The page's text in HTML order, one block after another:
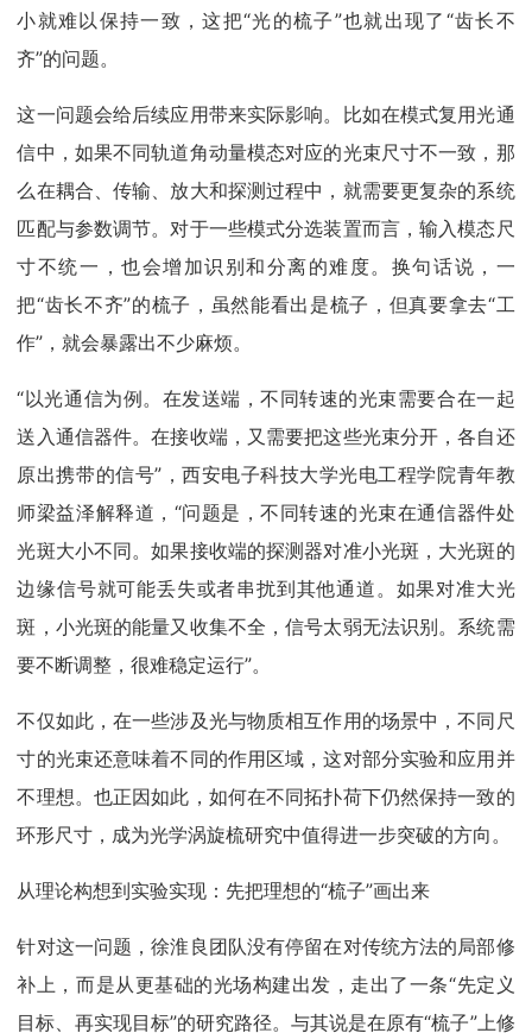
小就难以保持一致，这把“光的梳子”也就出现了“齿长不
齐”的问题。
这一问题会给后续应用带来实际影响。比如在模式复用光通
信中，如果不同轨道角动量模态对应的光束尺寸不一致，那
么在耦合、传输、放大和探测过程中，就需要更复杂的系统
匹配与参数调节。对于一些模式分选装置而言，输入模态尺
寸不统一，也会增加识别和分离的难度。换句话说，一
把“齿长不齐”的梳子，虽然能看出是梳子，但真要拿去“工
作”，就会暴露出不少麻烦。
“以光通信为例。在发送端，不同转速的光束需要合在一起
送入通信器件。在接收端，又需要把这些光束分开，各自还
原出携带的信号”，西安电子科技大学光电工程学院青年教
师梁益泽解释道，“问题是，不同转速的光束在通信器件处
光斑大小不同。如果接收端的探测器对准小光斑，大光斑的
边缘信号就可能丢失或者串扰到其他通道。如果对准大光
斑，小光斑的能量又收集不全，信号太弱无法识别。系统需
要不断调整，很难稳定运行”。
不仅如此，在一些涉及光与物质相互作用的场景中，不同尺
寸的光束还意味着不同的作用区域，这对部分实验和应用并
不理想。也正因如此，如何在不同拓扑荷下仍然保持一致的
环形尺寸，成为光学涡旋梳研究中值得进一步突破的方向。
从理论构想到实验实现：先把理想的“梳子”画出来
针对这一问题，徐淮良团队没有停留在对传统方法的局部修
补上，而是从更基础的光场构建出发，走出了一条“先定义
目标、再实现目标”的研究路径。与其说是在原有“梳子”上修